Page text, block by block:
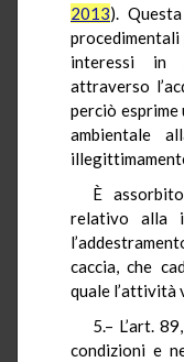
2013).
interessi in
attraverso
perciò
ambientale
È
relativo alla
caccia, che
quale l’attività
5.– L’art.
condizioni e